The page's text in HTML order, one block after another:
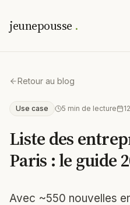
jeunepousse .
Retour au blog
Use case 5 min de lecture
Liste des
Paris : le guide
Avec ~550 nouvelles